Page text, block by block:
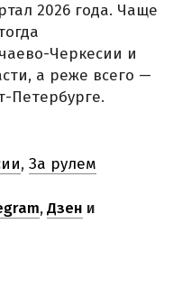
2026 года. Чаще
Черкесии и
а реже всего —
Петербурге.
, За рулем
,Дзен и